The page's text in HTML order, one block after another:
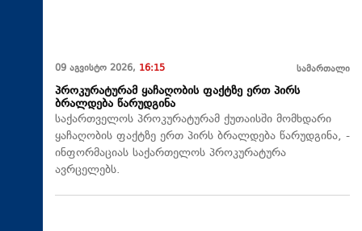
09 აგვისტო 2026, 16:15 სამართალი
პროკურატურამ ყაჩაღობის ფაქტზე ერთ პირს
ბრალდება წარუდგინა
საქართველოს პროკურატურამ ქუთაისში მომხდარი
ყაჩაღობის ფაქტზე ერთ პირს ბრალდება წარუდგინა, -
ინფორმაციას საქართელოს პროკურატურა
ავრცელებს.